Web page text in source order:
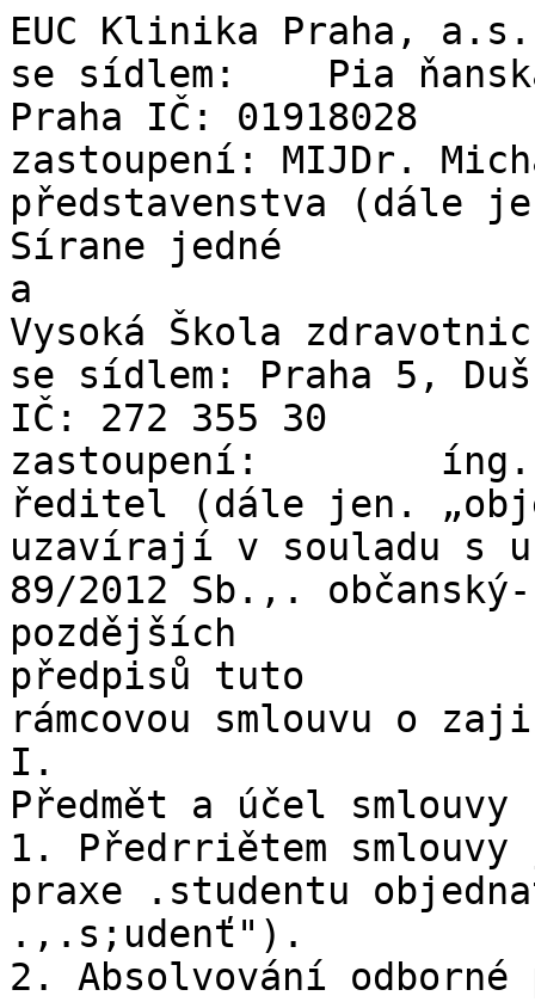
EUC Klinika Praha, a.s.
se sídlem:    Pia
Praha IČ: 01918028
zastoupení: MIJDr.
představenstva (dále
Sírane jedné
a
Vysoká Škola
se sídlem: Praha 5,
IČ: 272 355 30
zastoupení:        íng.
ředitel (dále jen.
uzavírají v souladu s
89/2012 Sb.,.
pozdějších
předpisů tuto
rámcovou smlouvu o
I.
Předmět a účel smlouvy
1. Předrriětem smlouvy
praxe .studentu
.,.s;udenť").
2. Absolvování